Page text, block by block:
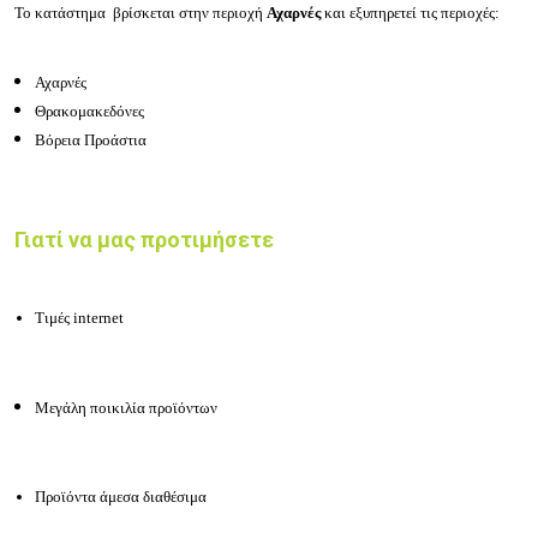
Το κατάστημα βρίσκεται στην περιοχή Αχαρνέςκαι εξυπηρετεί τις περιοχές:
Αχαρνές
Θρακομακεδόνες
Βόρεια Προάστια
Γιατί να μας προτιμήσετε
Τιμές internet
Μεγάλη ποικιλία προϊόντων
Προϊόντα άμεσα διαθέσιμα